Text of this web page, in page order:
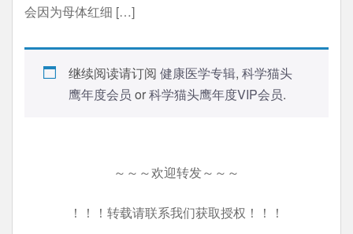
会因为母体红细 […]
继续阅读请订阅 健康医学专辑, 科学猫头
鹰年度会员 or科学猫头鹰年度VIP会员.
～～～欢迎转发～～～
！！！转载请联系我们获取授权！！！